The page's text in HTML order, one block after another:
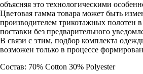
объясняя это технологическими
Цветовая гамма товара может быть
производителем трикотажных полотен
поставки без предварительного
В связи с этим, подбор комплекта
возможен только в процессе
Состав: 70% Cotton 30% Polyester